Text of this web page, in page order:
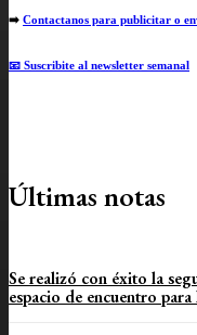
➡️ Contactanos para publicitar o
📧 Suscribite al newsletter semanal
Últimas notas
Se realizó con éxito la
espacio de encuentro